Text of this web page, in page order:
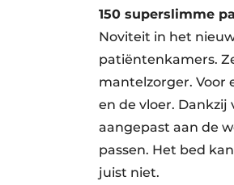
150 superslimme
Noviteit in het
patiëntenkamers.
mantelzorger. Voor
en de vloer.
aangepast aan de
passen. Het bed
juist niet.